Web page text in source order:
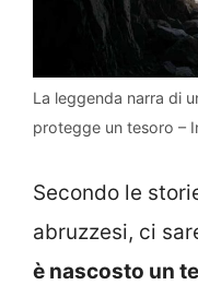
La leggenda narra di
protegge un tesoro –
Secondo le
abruzzesi, ci
è nascosto un